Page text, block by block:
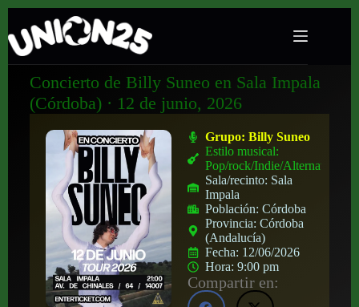
Concierto de Billy Suneo en Sala Impala
(Córdoba) · 12 de junio, 2026
Grupo:Billy Suneo
Estilo musical:
Pop/rock/Indie/Alternativo
Sala/recinto: Sala
Impala
Población:Córdoba
Provincia:Córdoba
(Andalucía)
Fecha: 12/06/2026
Hora:9:00 pm
Compartir en: